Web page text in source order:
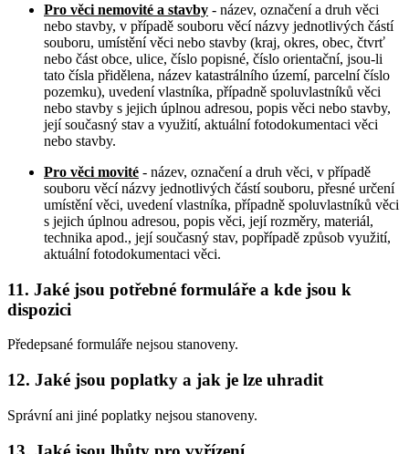
Pro věci nemovité a stavby - název, označení a druh věci
nebo stavby, v případě souboru věcí názvy jednotlivých částí
souboru, umístění věci nebo stavby (kraj, okres, obec, čtvrť
nebo část obce, ulice, číslo popisné, číslo orientační, jsou-li
tato čísla přidělena, název katastrálního území, parcelní číslo
pozemku), uvedení vlastníka, případně spoluvlastníků věci
nebo stavby s jejich úplnou adresou, popis věci nebo stavby,
její současný stav a využití, aktuální fotodokumentaci věci
nebo stavby.
Pro věci movité - název, označení a druh věci, v případě
souboru věcí názvy jednotlivých částí souboru, přesné určení
umístění věci, uvedení vlastníka, případně spoluvlastníků věci
s jejich úplnou adresou, popis věci, její rozměry, materiál,
technika apod., její současný stav, popřípadě způsob využití,
aktuální fotodokumentaci věci.
11. Jaké jsou potřebné formuláře a kde jsou k
dispozici
Předepsané formuláře nejsou stanoveny.
12. Jaké jsou poplatky a jak je lze uhradit
Správní ani jiné poplatky nejsou stanoveny.